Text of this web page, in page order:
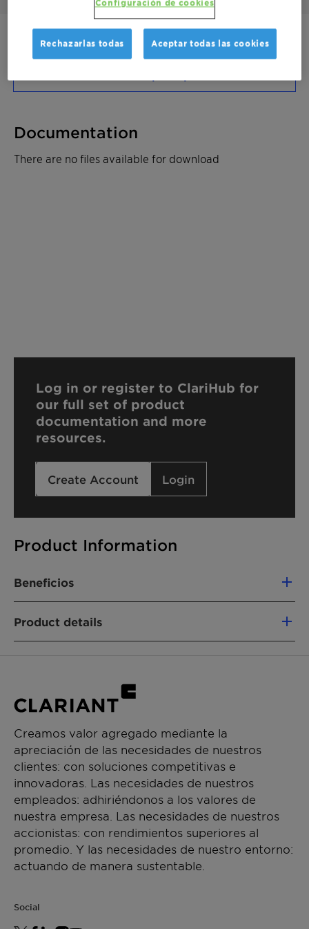
Póngase en contacto
Product Information
Beneficios
Product details
FUNCIONES DEL PRODUCTO
CHEMICAL TYPE
Esters
APLICACIONES
Hand dishwashing
PERFORMANCE CLAIMS
Documentation
There are no files available for download
Log in or register to ClariHub for
our full set of product
documentation and more
resources.
Create Account Login
Creamos valor agregado mediante la
apreciación de las necesidades de nuestros
clientes: con soluciones competitivas e
innovadoras. Las necesidades de nuestros
empleados: adhiriéndonos a los valores de
nuestra empresa. Las necesidades de nuestros
accionistas: con rendimientos superiores al
promedio. Y las necesidades de nuestro entorno:
actuando de manera sustentable.
Social
Configuración de cookies
Rechazarlas todas Aceptar todas las cookies